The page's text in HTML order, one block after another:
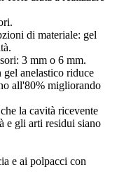
di materiale: gel
3 mm o 6 mm.
anelastico riduce
all'80% migliorando
la cavità ricevente
e gli arti residui siano
e ai polpacci con